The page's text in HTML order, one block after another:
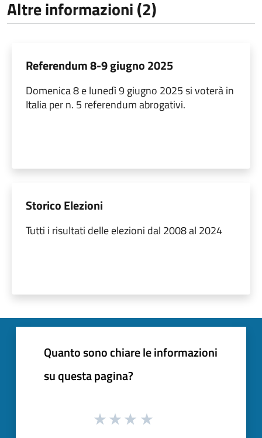
Altre informazioni (2)
Referendum 8-9 giugno 2025
Domenica 8 e lunedì 9 giugno 2025 si voterà in
Italia per n. 5 referendum abrogativi.
Storico Elezioni
Tutti i risultati delle elezioni dal 2008 al 2024
Quanto sono chiare le informazioni
su questa pagina?